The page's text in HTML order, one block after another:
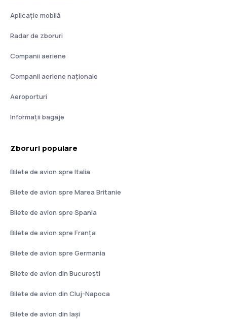
Aplicație mobilă
Radar de zboruri
Companii aeriene
Companii aeriene naţionale
Aeroporturi
Informații bagaje
Zboruri populare
Bilete de avion spre Italia
Bilete de avion spre Marea Britanie
Bilete de avion spre Spania
Bilete de avion spre Franţa
Bilete de avion spre Germania
Bilete de avion din București
Bilete de avion din Cluj-Napoca
Bilete de avion din Iași